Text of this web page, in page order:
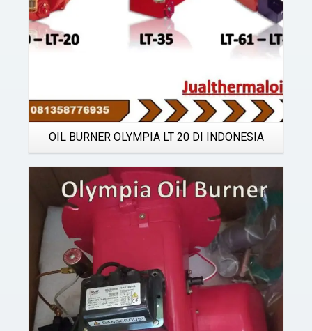
OIL BURNER OLYMPIA LT 20 DI INDONESIA